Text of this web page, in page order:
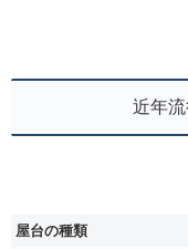
近年
屋台の種類